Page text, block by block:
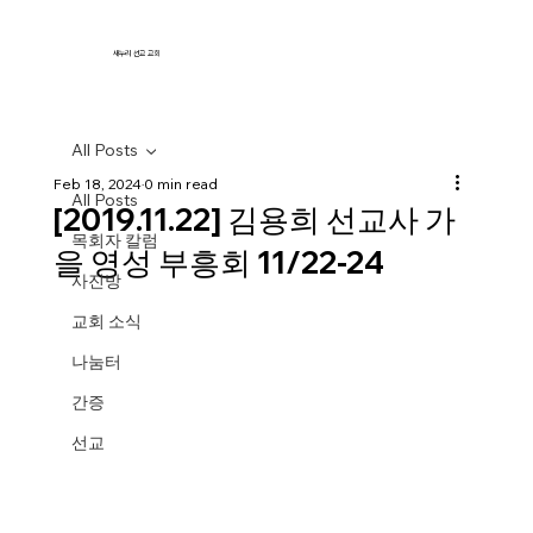
새누리 선교 교회
All Posts
목회자 칼럼
사진방
교회 소식
나눔터
간증
선교
All Posts
[2019.11.22] 김용희 선교사 가
을 영성 부흥회 11/22-24
Feb 18, 20240 min read